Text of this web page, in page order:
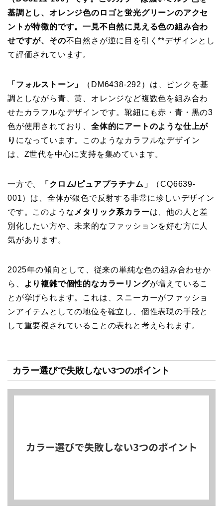
基調とし、オレンジ色のロゴと蛍光グリーンのアクセ
ントが特徴的です。一見不自然に見える色の組み合わ
せですが、その不自然さが逆に目を引く**デザインとし
て評価されています。
「フォルストーン」
（DM6438-292）は、ピンクを基
調としながら青、黄、オレンジなど複数色を組み合わ
せたカラフルなデザインです。靴紐にも赤・青・黒の3
色が使用されており、 全体的にアートのような仕上が
り になっています。このようなカラフルなデザイン
は、Z世代を中心に支持を集めています。
一方で、 「クロム/ピュアプラチナム」
（CQ6639-
001）は、全体が銀色で反射する非常に珍しいデザイン
です。このような メタリック系カラーは、他の人と差
別化したい方や、未来的なファッションを好む方に人
気があります。
2025年の傾向として、従来の単純な色の組み合わせか
ら、
より複雑で個性的なカラーリングが増えているこ
とが挙げられます。これは、スニーカーがファッショ
ンアイテムとしての地位を確立し、個性表現の手段と
して重要視されていることの表れと考えられます。
カラー選びで失敗しない3つのポイント